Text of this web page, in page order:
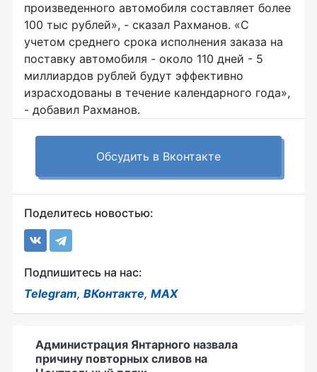
произведенного автомобиля составляет более
100 тыс рублей», - сказал Рахманов. «С
учетом среднего срока исполнения заказа на
поставку автомобиля - около 110 дней - 5
миллиардов рублей будут эффективно
израсходованы в течение календарного года»,
- добавил Рахманов.
Обсудить в Вконтакте
Поделитесь новостью:
Подпишитесь на нас:
Telegram, ВКонтакте, MAX
Администрация Янтарного назвала
причину повторных сливов на